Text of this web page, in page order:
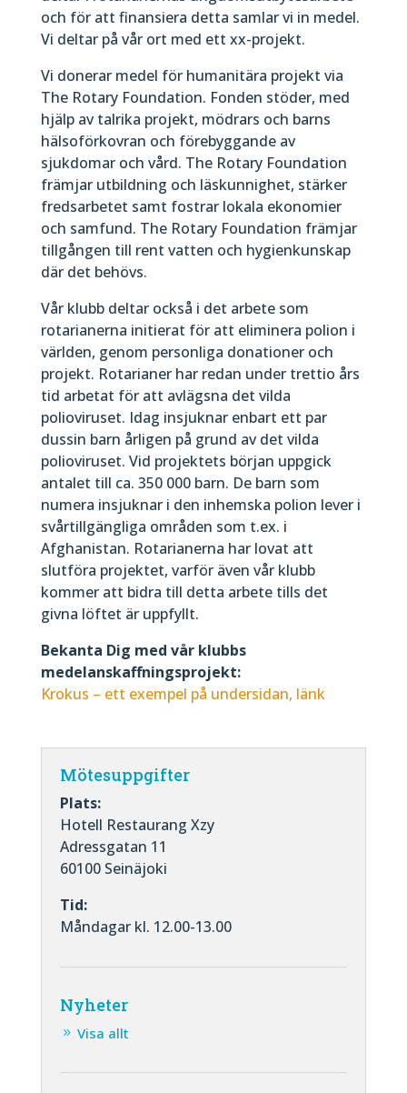
och för att finansiera detta samlar vi in medel.
Vi deltar på vår ort med ett xx-projekt.
Vi donerar medel för humanitära projekt via
The Rotary Foundation. Fonden stöder, med
hjälp av talrika projekt, mödrars och barns
hälsoförkovran och förebyggande av
sjukdomar och vård. The Rotary Foundation
främjar utbildning och läskunnighet, stärker
fredsarbetet samt fostrar lokala ekonomier
och samfund. The Rotary Foundation främjar
tillgången till rent vatten och hygienkunskap
där det behövs.
Vår klubb deltar också i det arbete som
rotarianerna initierat för att eliminera polion i
världen, genom personliga donationer och
projekt. Rotarianer har redan under trettio års
tid arbetat för att avlägsna det vilda
polioviruset. Idag insjuknar enbart ett par
dussin barn årligen på grund av det vilda
polioviruset. Vid projektets början uppgick
antalet till ca. 350 000 barn. De barn som
numera insjuknar i den inhemska polion lever i
svårtillgängliga områden som t.ex. i
Afghanistan. Rotarianerna har lovat att
slutföra projektet, varför även vår klubb
kommer att bidra till detta arbete tills det
givna löftet är uppfyllt.
Bekanta Dig med vår klubbs
medelanskaffningsprojekt:
Krokus – ett exempel på undersidan, länk
Mötesuppgifter
Plats:
Hotell Restaurang Xzy
Adressgatan 11
60100 Seinäjoki
Tid:
Måndagar kl. 12.00-13.00
Nyheter
Visa allt